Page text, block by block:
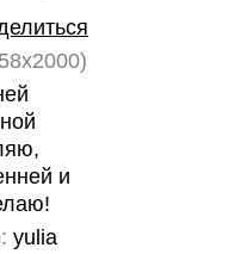
и
yulia